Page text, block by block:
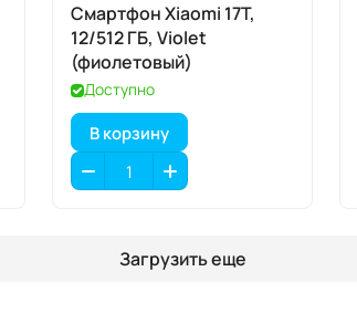
Смартфон Xiaomi 17T,
12/512 ГБ, Violet
(фиолетовый)
Доступно
В корзину
Загрузить еще